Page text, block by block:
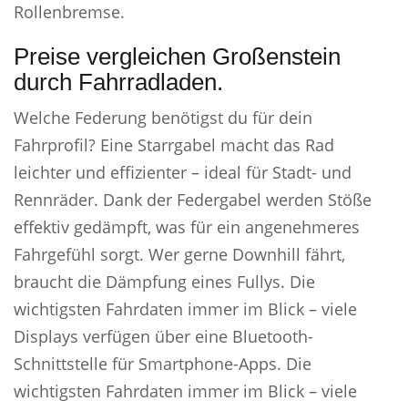
Rollenbremse.
Preise vergleichen Großenstein
durch Fahrradladen.
Welche Federung benötigst du für dein
Fahrprofil? Eine Starrgabel macht das Rad
leichter und effizienter – ideal für Stadt- und
Rennräder. Dank der Federgabel werden Stöße
effektiv gedämpft, was für ein angenehmeres
Fahrgefühl sorgt. Wer gerne Downhill fährt,
braucht die Dämpfung eines Fullys. Die
wichtigsten Fahrdaten immer im Blick – viele
Displays verfügen über eine Bluetooth-
Schnittstelle für Smartphone-Apps. Die
wichtigsten Fahrdaten immer im Blick – viele